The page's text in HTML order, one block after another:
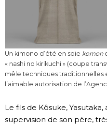
Un kimono d’été en soie komon
« nashi no kirikuchi » (coupe
mêle techniques traditionnelles
l’aimable autorisation de
Le fils de Kôsuke,
supervision de son père,